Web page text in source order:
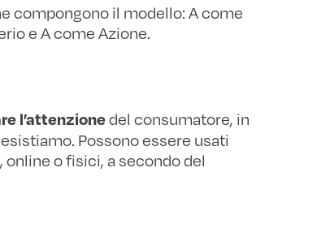
compongono il modello: A come
e A come Azione.
l’attenzionedel consumatore, in
Possono essere usati
o fisici, a secondo del